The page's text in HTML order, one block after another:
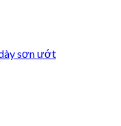
sơn ướt